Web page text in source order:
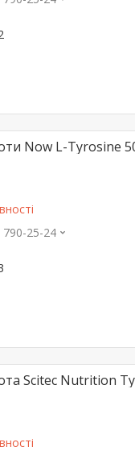
Now L-Tyrosine
790-25-24
Scitec Nutrition